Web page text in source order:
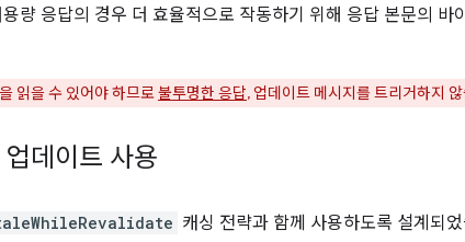
량 응답의 경우 더 효율적으로 작동하기 위해 응답 본문의 바
읽을 수 있어야 하므로불투명한 응답, 업데이트 메시지를 트리거하지
데이트 사용
캐싱 전략과 함께 사용하도록 설계되